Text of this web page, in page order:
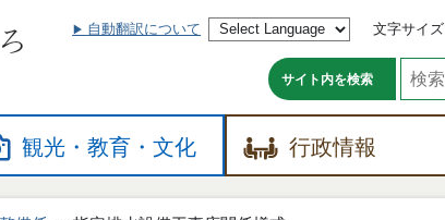
自動翻訳について 文字サイズ
サイト内を検索
観光・教育・文化 行政情報